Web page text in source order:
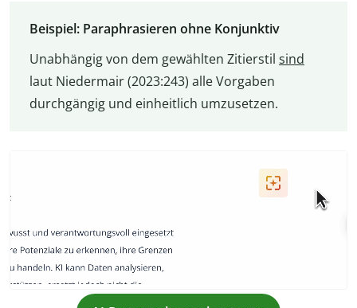
Beispiel: Paraphrasieren ohne Konjunktiv
Unabhängig von dem gewählten Zitierstil sind
laut Niedermair (2023:243) alle Vorgaben
durchgängig und einheitlich umzusetzen.